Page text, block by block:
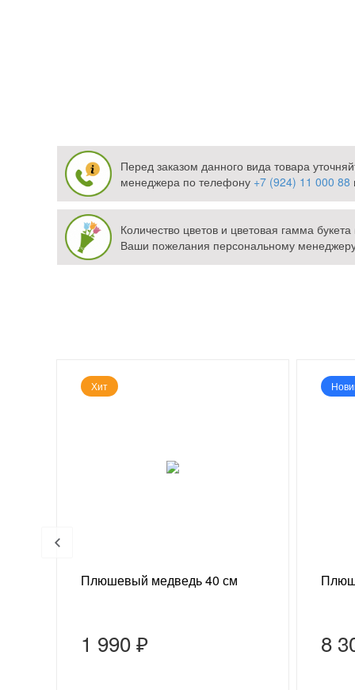
Перед заказом данного вида товара
менеджера по телефону +7 (924) 11 000 88
Количество цветов и цветовая гамма
Ваши пожелания персональному
Хит
Плюшевый медведь 40 см
1 990 ₽ 8